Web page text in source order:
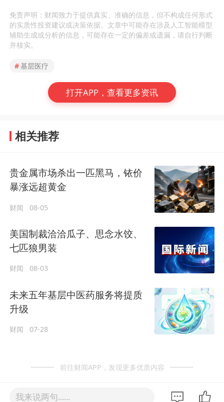
免责声明：财闻致力于提供真实、准确的信息，但不构成任何形式
的实质性投资建议或决策依据。文章中可能存在涉及人工智能模型
辅助生成或分析的信息，可能存在一定的偏差或遗漏，请自行判断
并核实。
#基层医疗
打开APP，查看更多资讯
相关推荐
贵金属市场杀出一匹黑马，铱价
暴涨远超黄金
财闻 08-05
美国制裁洽洽瓜子、思念水饺、
七匹狼男装
财闻 08-03
未来五年基层中医药服务将提质
升级
财闻 07-28
前往财闻APP，发现更多优质内容
我来说两句......